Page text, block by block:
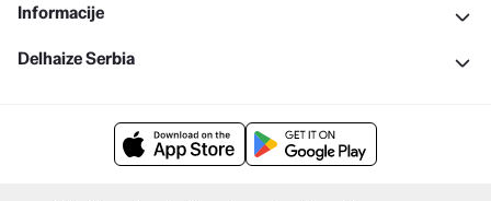
Informacije
Delhaize Serbia